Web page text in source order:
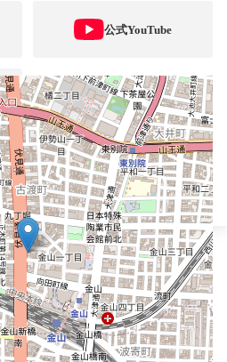
公式YouTube
口腔機能診断施設
自立支援医療